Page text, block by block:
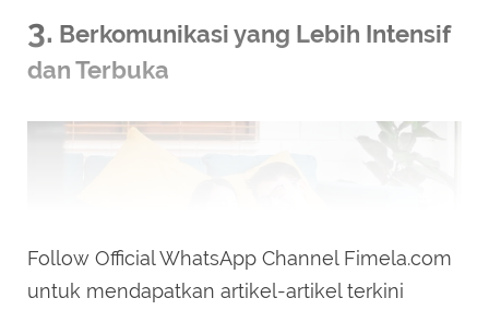
3. Berkomunikasi yang Lebih Intensif
dan Terbuka
Follow Official WhatsApp Channel Fimela.com
untuk mendapatkan artikel-artikel terkini